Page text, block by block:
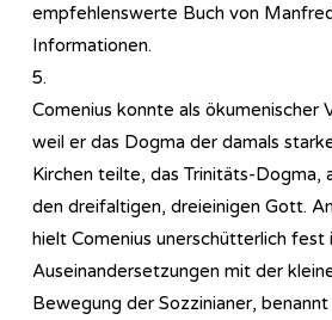
empfehlenswerte Buch von
Informationen.
5.
Comenius konnte als ökumenischer
weil er das Dogma der damals
Kirchen teilte, das Trinitäts-Dogma,
den dreifaltigen, dreieinigen Gott.
hielt Comenius unerschütterlich fest
Auseinandersetzungen mit der
Bewegung der Sozzinianer, benannt